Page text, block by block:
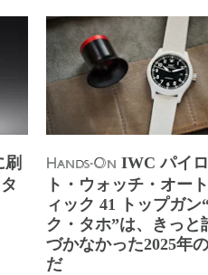
刷
Hands-On IWC パイ
ト・ウォッチ・オー
ィック 41 トップガン
ク・タホ”は、きっと
づかなかった2025年
だ